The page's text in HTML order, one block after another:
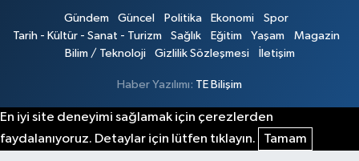
Gündem Güncel Politika Ekonomi
Spor
Tarih - Kültür - Sanat - Turizm
Sağlık Eğitim Yaşam
Magazin
Bilim / Teknoloji
Gizlilik Sözleşmesi İletişim
Haber Yazılımı: TE Bilişim
En iyi site deneyimi sağlamak için çerezlerden
faydalanıyoruz. Detaylar için lütfen tıklayın.
Tamam